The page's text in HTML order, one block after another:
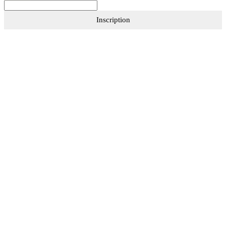
Inscription